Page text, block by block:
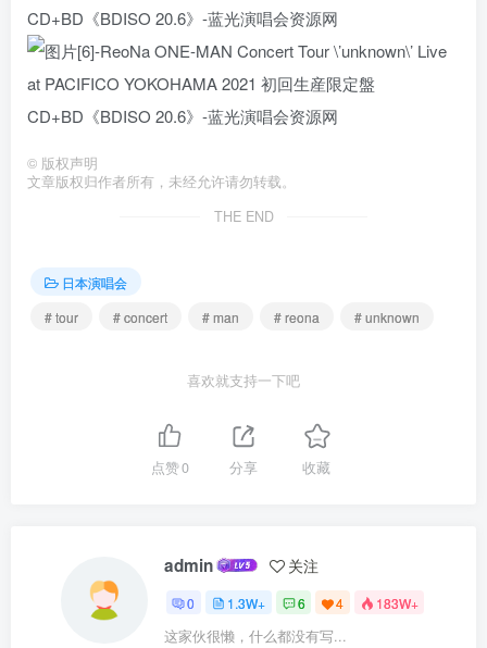
© 版权声明
文章版权归作者所有，未经允许请勿转载。
THE END
日本演唱会
# tour
# concert # man # reona # unknown
喜欢就支持一下吧
点赞0 分享 收藏
admin 关注
0 1.3W+ 6 4 183W+
这家伙很懒，什么都没有写...